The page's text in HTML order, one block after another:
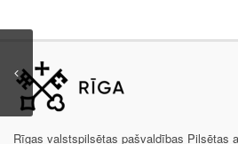
Rīgas valstspilsētas pašvaldības Pilsētas